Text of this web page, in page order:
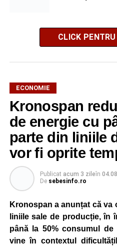
CLICK
ECONOMIE
Kronospan
de energie cu
parte din liniile
vor fi oprite
Publicat acum 3 zileîn
De sebesinfo.ro
Kronospan a anunțat că va
liniile sale de producție, în
până la 50% consumul de
vine în contextul